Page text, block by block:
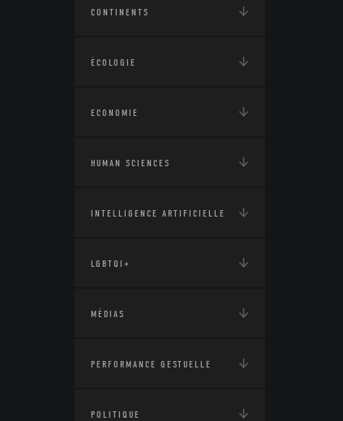
CONTINENTS
ÉCOLOGIE
ECONOMIE
HUMAN SCIENCES
INTELLIGENCE ARTIFICIELLE
LGBTQI+
MÉDIAS
PERFORMANCE GESTUELLE
POLITIQUE